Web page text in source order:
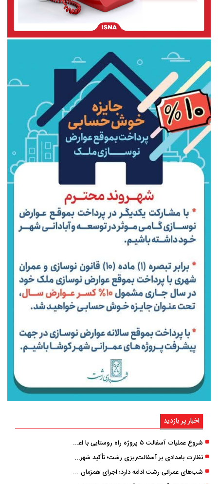
اخبار پر بازدید
شروع عملیات آسفالت ۵ پروژه راه ‌روستایی با اعتبار ۳۷۰ میلیاردی در گیلان
نظارت بامدادی بر آسفالت‌ریزی رشت؛ تأکید شهردار و بازرس کل بر کیفیت اجرای پروژه‌ها
شب‌های عمرانی رشت ادامه دارد؛ اجرای همزمان آسفالت‌ریزی در پنج منطقه شهری